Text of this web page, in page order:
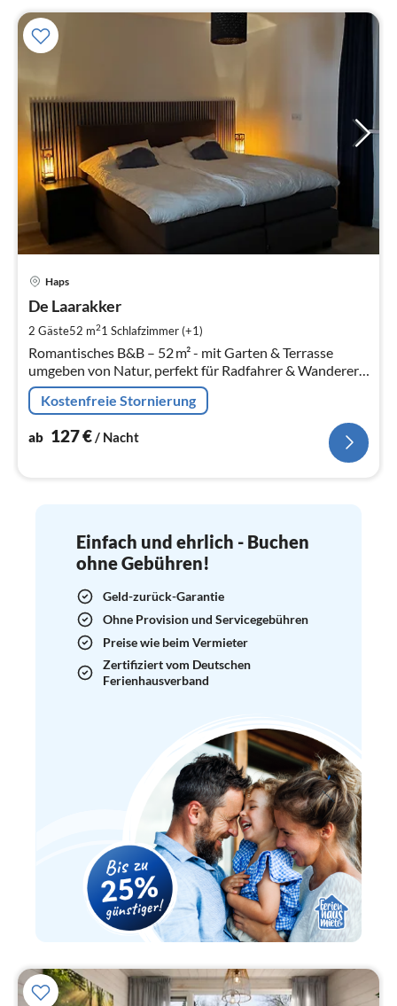
Haps
De Laarakker
2 Gäste52 m21 Schlafzimmer (+1)
Romantisches B&B – 52 m² - mit Garten & Terrasse
umgeben von Natur, perfekt für Radfahrer & Wanderer.
Ideal für Paare. Kind oder Haustier auf Anfrage
willkommen.
Kostenfreie Stornierung
ab 127€/ Nacht
Einfach und ehrlich - Buchen
ohne Gebühren!
Geld-zurück-Garantie
Ohne Provision und Servicegebühren
Preise wie beim Vermieter
Zertifiziert vom Deutschen
Ferienhausverband